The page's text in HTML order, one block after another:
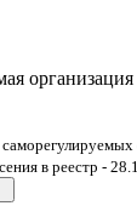
организация
в реестр -